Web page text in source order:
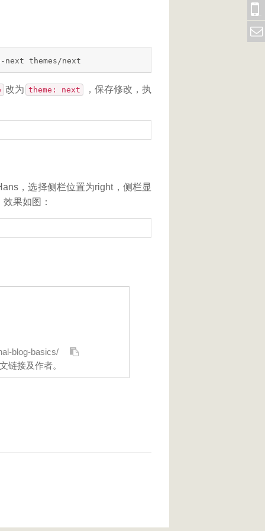
themes/next
改为 theme: next
，保存修改，执
，选择侧栏位置为right，侧栏显
果如图：
blog-basics/
链接及作者。